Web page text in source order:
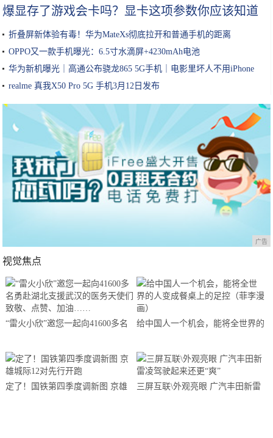
爆显存了游戏会卡吗？显卡这项参数你应该知道
折叠屏新体验有毒！华为MateXs彻底拉开和普通手机的距离
OPPO又一款手机曝光：6.5寸水滴屏+4230mAh电池
华为新机曝光｜高通公布骁龙865 5G手机｜电影里坏人不用iPhone
realme 真我X50 Pro 5G 手机3月12日发布
广告
视觉焦点
“雷火小欣”邀您一起向41600多名
敬、点赞、加油……
给中国人一个机会，能将全世界的
定了！国铁第四季度调新图 京雄
三屏互联\外观亮眼 广汽丰田新雷